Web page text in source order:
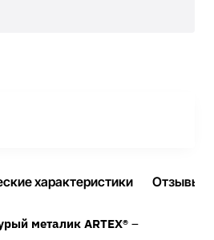
характеристики Отзывы
металик ARTEX® –